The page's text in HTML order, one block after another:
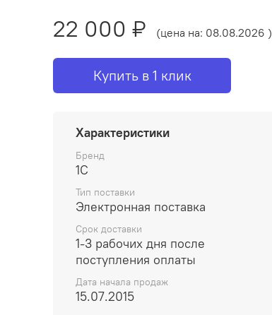
22 000 ₽
(цена на: 08.08.2026 )
Купить в 1 клик
Характеристики
Бренд
1С
Тип поставки
Электронная поставка
Срок доставки
1-3 рабочих дня после
поступления оплаты
Дата начала продаж
15.07.2015